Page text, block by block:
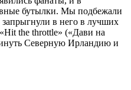
бутылки. Мы подбежали
запрыгнули в него в лучших
the throttle» («Дави на
Северную Ирландию и